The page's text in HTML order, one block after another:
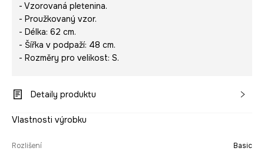
- Vzorovaná pletenina.
- Proužkovaný vzor.
- Délka: 62 cm.
- Šířka v podpaží: 48 cm.
- Rozměry pro velikost: S.
Detaily produktu
Vlastnosti výrobku
Rozlišení Basic